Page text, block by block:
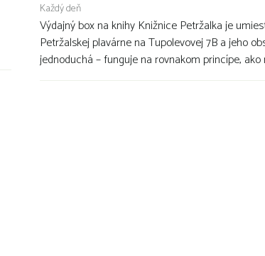
Každý deň
Výdajný box na knihy Knižnice Petržalka je
Petržalskej plavárne na Tupolevovej 7B a jeho
jednoduchá – funguje na rovnakom princípe, ako